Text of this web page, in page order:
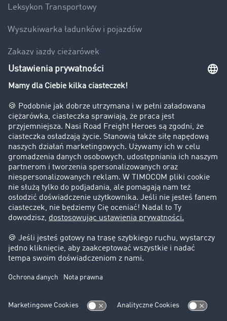
Leksykon Transportowy
Wyszukiwarka ładunków i pojazdów
Zakazy jazdy ciężarówek
Bezpieczeństwo
Firma
Historie sukcesu
Klienci pozyskują nowych klientów
Informacje prawne
Impressum
OWU
Ochrona danych
Ustawienia plików cookies